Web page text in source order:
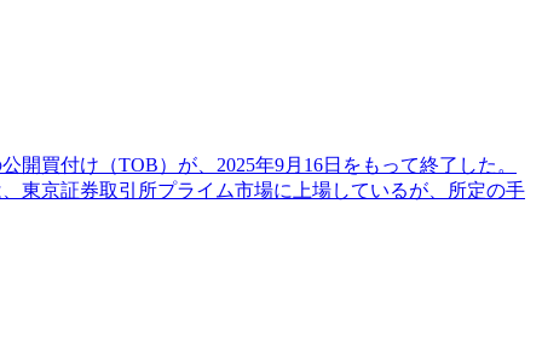
買付け（TOB）が、2025年9月16日をもって終了した。
東京証券取引所プライム市場に上場しているが、所定の手